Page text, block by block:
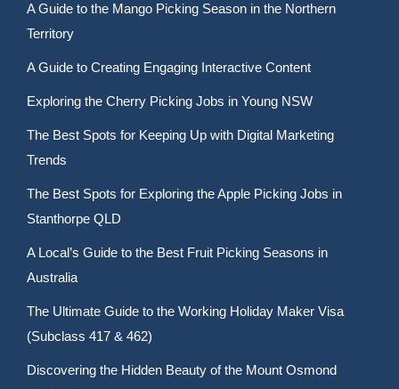
A Guide to the Mango Picking Season in the Northern
Territory
A Guide to Creating Engaging Interactive Content
Exploring the Cherry Picking Jobs in Young NSW
The Best Spots for Keeping Up with Digital Marketing
Trends
The Best Spots for Exploring the Apple Picking Jobs in
Stanthorpe QLD
A Local’s Guide to the Best Fruit Picking Seasons in
Australia
The Ultimate Guide to the Working Holiday Maker Visa
(Subclass 417 & 462)
Discovering the Hidden Beauty of the Mount Osmond